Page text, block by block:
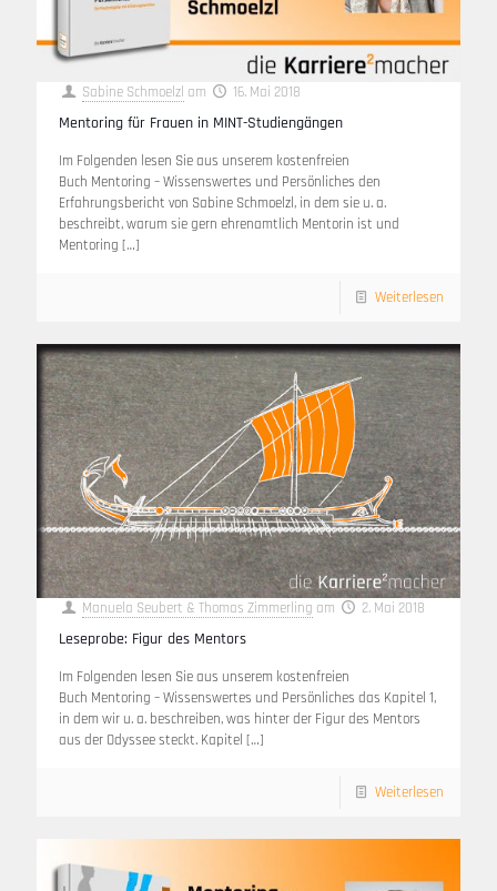
Sabine Schmoelzl am 16. Mai 2018
Mentoring für Frauen in MINT-Studiengängen
Im Folgenden lesen Sie aus unserem kostenfreien
Buch Mentoring – Wissenswertes und Persönliches den
Erfahrungsbericht von Sabine Schmoelzl, in dem sie u. a.
beschreibt, warum sie gern ehrenamtlich Mentorin ist und
Mentoring […]
Weiterlesen
Manuela Seubert & Thomas Zimmerling am 2. Mai 2018
Leseprobe: Figur des Mentors
Im Folgenden lesen Sie aus unserem kostenfreien
Buch Mentoring – Wissenswertes und Persönliches das Kapitel 1,
in dem wir u. a. beschreiben, was hinter der Figur des Mentors
aus der Odyssee steckt. Kapitel […]
Weiterlesen